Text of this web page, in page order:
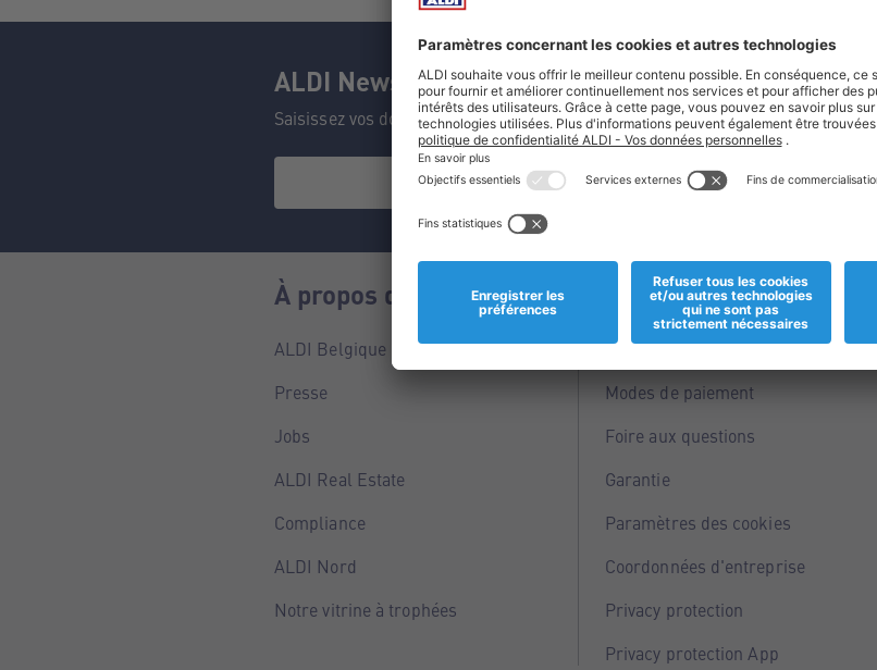
ALDI Newsletter
Saisissez vos données et ne manquez aucune de nos offres.
À propos de nous
ALDI Belgique
Presse
Jobs
ALDI Real Estate
Compliance
ALDI Nord
Notre vitrine à trophées
Informations
Magasins
Modes de paiement
Foire aux questions
Garantie
Paramètres des cookies
Coordonnées d'entreprise
Privacy protection
Privacy protection App